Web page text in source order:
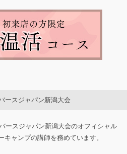
ースジャパン新潟大会
ースジャパン新潟大会のオフィシャル
ャンプの講師を務めています。